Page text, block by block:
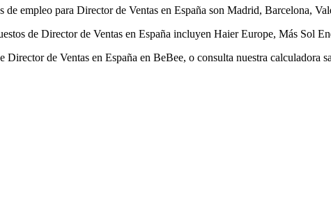
de empleo para Director de Ventas en España son Madrid, Barcelona,
de Director de Ventas en España incluyen Haier Europe, Más Sol
de Ventas en España en BeBee, o consulta nuestra calculadora